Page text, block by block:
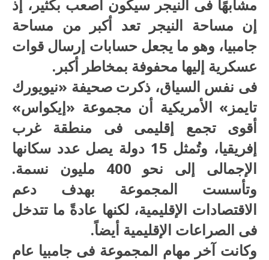
مشابهًا فى النيجر سيكون أصعب بكثير، إذ
إن مساحة النيجر تعد أكبر من مساحة
جامبيا، وهو ما يجعل حسابات إرسال قوات
عسكرية إليها محفوفة بمخاطر أكبر.
فى نفس السياق، ذكرت صحيفة «نيويورك
تايمز» الأمريكية أن مجموعة «إيكواس»
أقوى تجمع إقليمى فى منطقة غرب
إفريقيا، وتُمثل 15 دولة يصل عدد سكانها
الإجمالى إلى نحو 400 مليون نسمة.
وتأسست المجموعة بهدف دعم
الاقتصادات الإقليمية، لكنها عادةً ما تتدخل
فى الصراعات الإقليمية أيضاً.
وكانت آخر مهام المجموعة فى جامبيا عام